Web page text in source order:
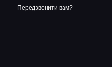
Передзвонити вам?